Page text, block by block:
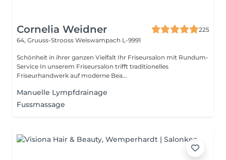
Cornelia Weidner
225
64, Gruuss-Strooss Weiswampach L-9991
Schönheit in ihrer ganzen Vielfalt Ihr Friseursalon mit Rundum-
Service In unserem Friseursalon trifft traditionelles
Friseurhandwerk auf moderne Bea...
Manuelle Lympfdrainage
Fussmassage